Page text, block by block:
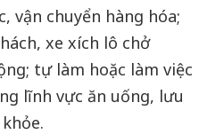
vận chuyển hàng hóa;
xe xích lô chở
tự làm hoặc làm việc
lĩnh vực ăn uống, lưu